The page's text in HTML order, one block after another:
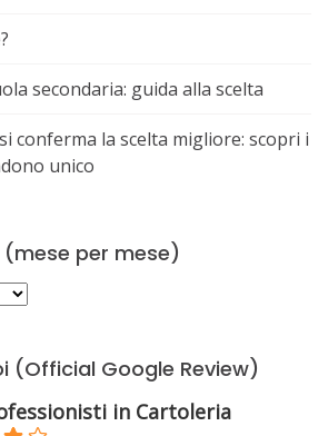
secondaria: guida alla scelta
conferma la scelta migliore: scopri i
unico
per mese)
(Official Google Review)
in Cartoleria